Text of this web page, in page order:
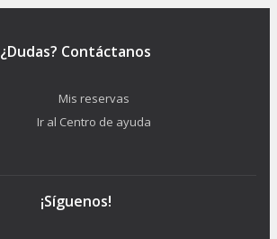
¿Dudas? Contáctanos
Mis reservas
Ir al Centro de ayuda
¡Síguenos!